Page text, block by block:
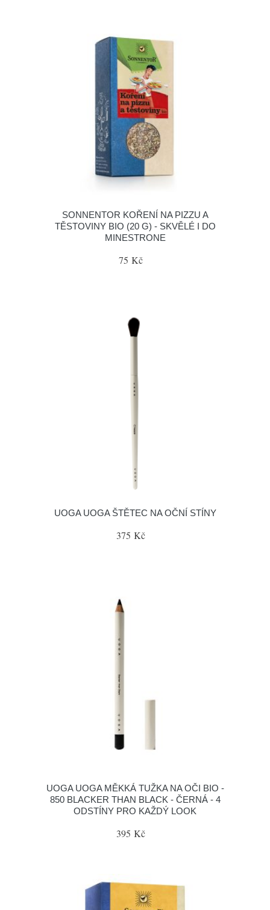
SONNENTOR KOŘENÍ NA PIZZU A
TĚSTOVINY BIO (20 G) - SKVĚLÉ I DO
MINESTRONE
75 Kč
UOGA UOGA ŠTĚTEC NA OČNÍ STÍNY
375 Kč
UOGA UOGA MĚKKÁ TUŽKA NA OČI BIO -
850 BLACKER THAN BLACK - ČERNÁ - 4
ODSTÍNY PRO KAŽDÝ LOOK
395 Kč